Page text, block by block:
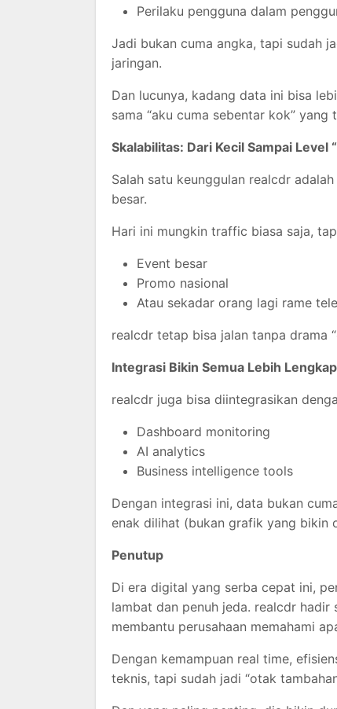
Perilaku pengguna dalam
Jadi bukan cuma angka, tapi sudah
jaringan.
Dan lucunya, kadang data ini bisa
sama “aku cuma sebentar kok” yang
Skalabilitas: Dari Kecil Sampai Level
Salah satu keunggulan realcdr
besar.
Hari ini mungkin traffic biasa saja,
Event besar
Promo nasional
Atau sekadar orang lagi rame
realcdr tetap bisa jalan tanpa drama
Integrasi Bikin Semua Lebih Lengkap
realcdr juga bisa diintegrasikan
Dashboard monitoring
AI analytics
Business intelligence tools
Dengan integrasi ini, data bukan
enak dilihat (bukan grafik yang bikin
Penutup
Di era digital yang serba cepat ini,
lambat dan penuh jeda. realcdr
membantu perusahaan memahami
Dengan kemampuan real time,
teknis, tapi sudah jadi “otak